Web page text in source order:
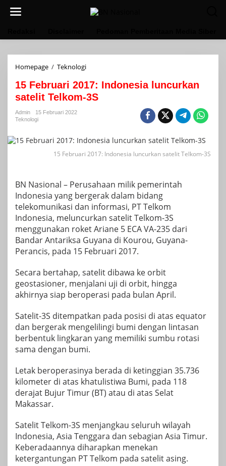
Homepage / Teknologi15
2017:
Indonesia
luncurkan
15 Februari 2017: Indonesia luncurkan
satelit Telkom-3S
Admin
15 Februari 2022
Teknologi
15 Februari 2017: Indonesia luncurkan satelit Telkom-3S
BN Nasional – Perusahaan milik pemerintah
Indonesia yang bergerak dalam bidang
telekomunikasi dan informasi, PT Telkom
Indonesia, meluncurkan satelit Telkom-3S
menggunakan roket Ariane 5 ECA VA-235 dari
Bandar Antariksa Guyana di Kourou, Guyana-
Perancis, pada 15 Februari 2017.
Secara bertahap, satelit dibawa ke orbit
geostasioner, menjalani uji di orbit, hingga
akhirnya siap beroperasi pada bulan April.
Satelit-3S ditempatkan pada posisi di atas equator
dan bergerak mengelilingi bumi dengan lintasan
berbentuk lingkaran yang memiliki sumbu rotasi
sama dengan bumi.
Letak beroperasinya berada di ketinggian 35.736
kilometer di atas khatulistiwa Bumi, pada 118
derajat Bujur Timur (BT) atau di atas Selat
Makassar.
Satelit Telkom-3S menjangkau seluruh wilayah
Indonesia, Asia Tenggara dan sebagian Asia Timur.
Keberadaannya diharapkan menekan
ketergantungan PT Telkom pada satelit asing.